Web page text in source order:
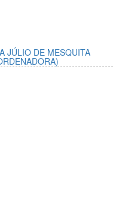
JÚLIO DE MESQUITA